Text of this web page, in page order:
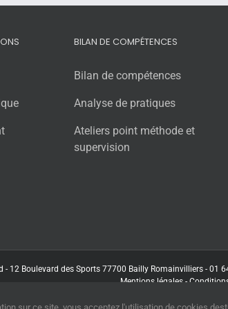
BILAN DE COMPÉTENCES
Bilan de compétences
Analyse de pratiques
Ateliers point méthode et
supervision
- 12 Boulevard des Sports 77700 Bailly Romainvilliers - 01
Mentions légales-